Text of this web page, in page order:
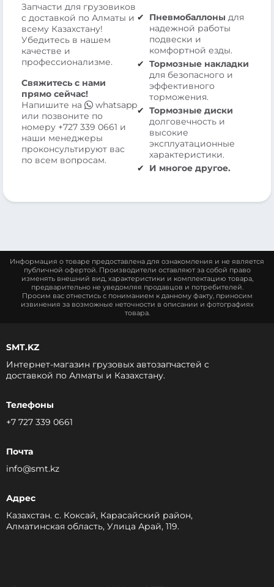
Запчасти для грузовиков
с доставкой по Алматы и
всему Казахстану!
Убедитесь в нашем
качестве и
профессионализме.
Свяжитесь с нами
прямо сейчас!
Напишите на
whatsapp
или позвоните по
номеру +727 339 0661 и
наши менеджеры
проконсультируют вас
по всем вопросам.
Пневмобаллоны для
надежной работы
подвески и
комфортной езды.
Тормозные накладки
для безопасного и
эффективного
торможения.
Тормозные диски
долговечность и
высокие
эксплуатационные
характеристики.
И многое другое.
Информация о товаре предоставлена для ознакомления и не является
публичной офертой. Производители оставляют за собой право
изменять внешний вид, характеристики и комплектацию товара,
предварительно не уведомляя продавцов и потребителей.
Просим вас отнестись с пониманием к данному факту, приносим
извинения за возможные неточности в описании и фотографиях
товара.
SMT.KZ
Интернет-магазин грузовых автозапчастей c
доставкой по Алматы и Казахстану.
Телефоны
+7 727 339 0661
Почта
info@smt.kz
Адрес
Казахстан. с. Коксай, Карасайский район,
Алматинская область, Улица Арай, 119.